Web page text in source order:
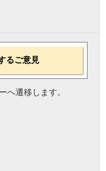
るご意見
へ遷移します。